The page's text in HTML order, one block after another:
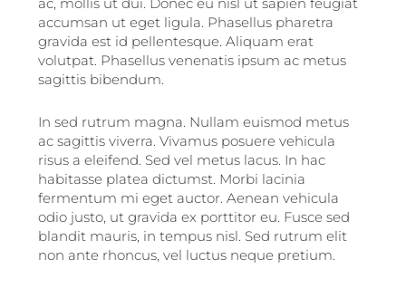
accumsan ut eget ligula. Phasellus pharetra
gravida est id pellentesque. Aliquam erat
volutpat. Phasellus venenatis ipsum ac metus
sagittis bibendum.
In sed rutrum magna. Nullam euismod metus
ac sagittis viverra. Vivamus posuere vehicula
risus a eleifend. Sed vel metus lacus. In hac
habitasse platea dictumst. Morbi lacinia
fermentum mi eget auctor. Aenean vehicula
odio justo, ut gravida ex porttitor eu. Fusce sed
blandit mauris, in tempus nisl. Sed rutrum elit
non ante rhoncus, vel luctus neque pretium.